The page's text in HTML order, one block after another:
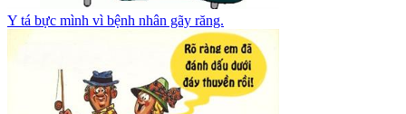
Y tá bực mình vì bệnh nhân gãy răng.